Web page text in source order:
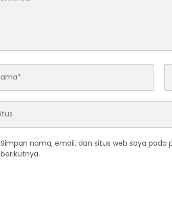
Simpan nama, email, dan situs web saya
berikutnya.